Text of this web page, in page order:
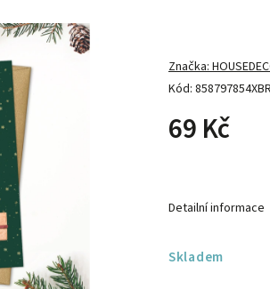
Kód:
Značka:
69 Kč
Skladem
Detailní informace